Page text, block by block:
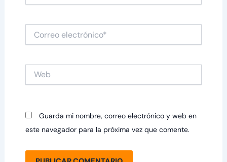
electrónico*
Guarda mi nombre, correo electrónico y web en
este navegador para la próxima vez que comente.